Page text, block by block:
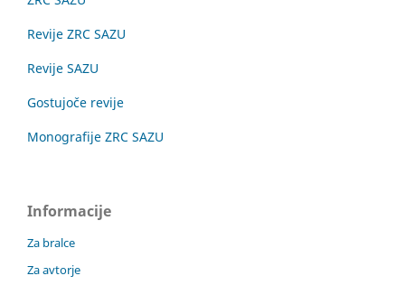
Revije ZRC SAZU
Revije SAZU
Gostujoče revije
Monografije ZRC SAZU
Informacije
Za bralce
Za avtorje